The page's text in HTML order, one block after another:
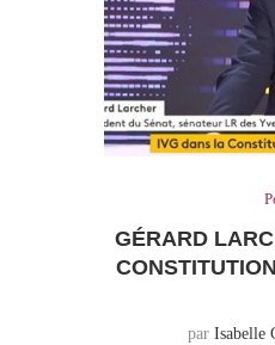
GÉRARD
par Isabelle